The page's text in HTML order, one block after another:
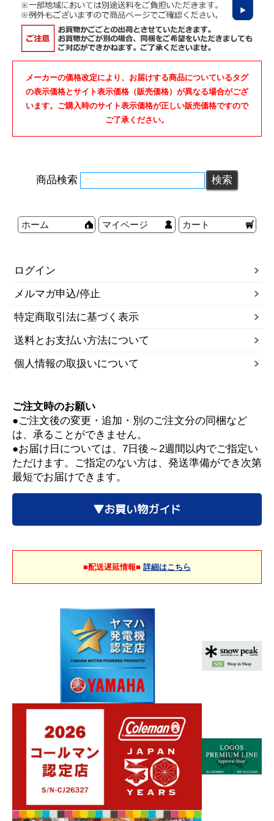
メーカーの価格改定により、お届けする商品についているタグ
の表示価格とサイト表示価格（販売価格）が異なる場合がござ
います。ご購入時のサイト表示価格が正しい販売価格ですので
ご了承ください。
商品検索
ホーム マイページ カート
ログイン
メルマガ申込/停止
特定商取引法に基づく表示
送料とお支払い方法について
個人情報の取扱いについて
ご注文時のお願い
●ご注文後の変更・追加・別のご注文分の同梱など
は、承ることができません。
●お届け日については、7日後～2週間以内でご指定い
ただけます。ご指定のない方は、発送準備ができ次第
最短でお届けできます。
▼お買い物ガイド
■配送遅延情報■ 詳細はこちら